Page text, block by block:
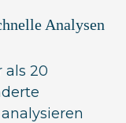
Analysen
als 20